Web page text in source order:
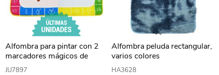
Alfombra para pintar con 2
marcadores mágicos de
agua, 4 stencil en caja
JU7897
Alfombra peluda rectangular,
varios colores
HA3628